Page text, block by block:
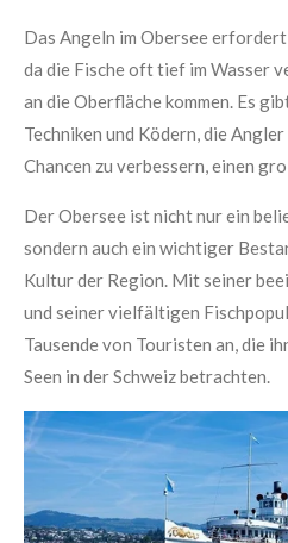
Das Angeln im Obersee
da die Fische oft tief im Wasser
an die Oberfläche kommen. Es
Techniken und Ködern, die
Chancen zu verbessern, einen
Der Obersee ist nicht nur ein
sondern auch ein wichtiger
Kultur der Region. Mit seiner
und seiner vielfältigen
Tausende von Touristen an, die
Seen in der Schweiz betrachten.